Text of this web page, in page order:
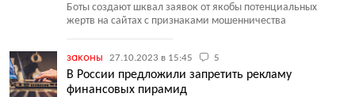
Боты создают шквал заявок от якобы потенциальных
жертв на сайтах с признаками мошенничества
законы 27.10.2023 в 15:45 5
В России предложили запретить рекламу
финансовых пирамид